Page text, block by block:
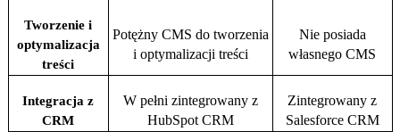
Tworzenie i
optymalizacja
treści
Potężny CMS do tworzenia
i optymalizacji treści
Nie posiada
własnego CMS
Integracja z
CRM
W pełni zintegrowany z
HubSpot CRM
Zintegrowany z
Salesforce CRM